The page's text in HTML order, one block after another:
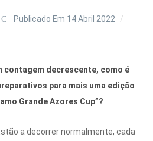
Publicado Em 14 Abril 2022
contagem decrescente, como é
para mais uma edição
Grande Azores Cup”?
a decorrer normalmente, cada